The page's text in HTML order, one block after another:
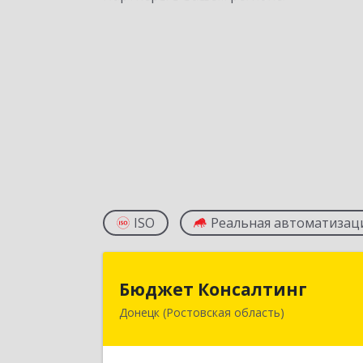
ISO Реальная
Бюджет Консалтинг
Донецк (Ростовская область)
346338, Ростовская обл, г.о. Город